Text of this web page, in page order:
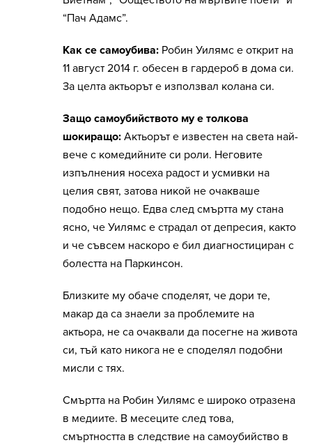
“Пач Адамс”.
Как се самоубива: Робин Уилямс е открит на
11 август 2014 г. обесен в гардероб в дома си.
За целта актьорът е използвал колана си.
Защо самоубийството му е толкова
шокиращо: Актьорът е известен на света най-
вече с комедийните си роли. Неговите
изпълнения носеха радост и усмивки на
целия свят, затова никой не очакваше
подобно нещо. Едва след смъртта му стана
ясно, че Уилямс е страдал от депресия, както
и че съвсем наскоро е бил диагностициран с
болестта на Паркинсон.
Близките му обаче споделят, че дори те,
макар да са знаели за проблемите на
актьора, не са очаквали да посегне на живота
си, тъй като никога не е споделял подобни
мисли с тях.
Смъртта на Робин Уилямс е широко отразена
в медиите. В месеците след това,
смъртността в следствие на самоубийство в